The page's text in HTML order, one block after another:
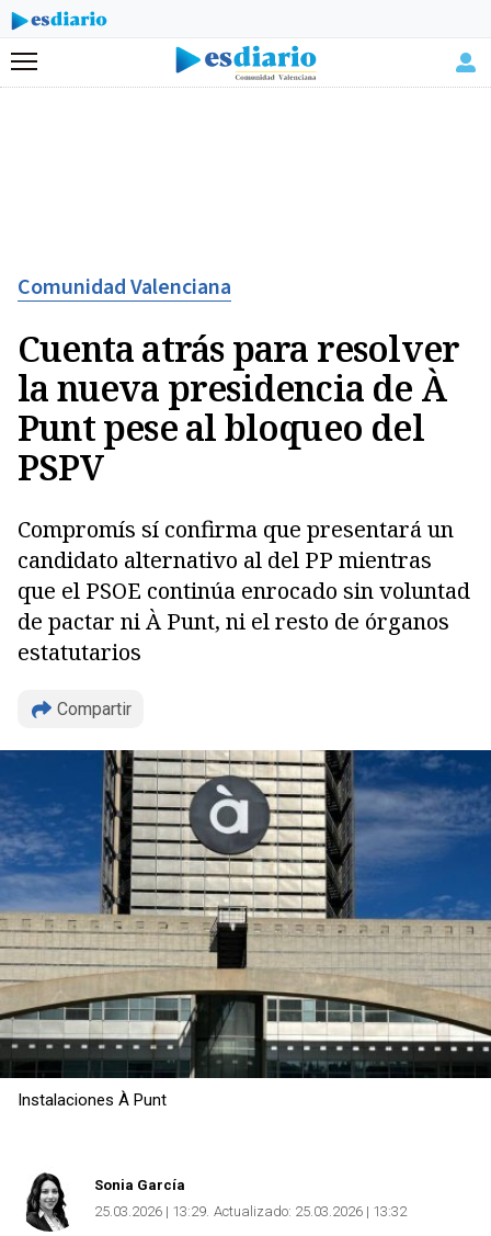
Menú
Comunidad Valenciana
Cuenta atrás para resolver
la nueva presidencia de À
Punt pese al bloqueo del
PSPV
Compromís sí confirma que presentará un
candidato alternativo al del PP mientras
que el PSOE continúa enrocado sin voluntad
de pactar ni À Punt, ni el resto de órganos
estatutarios
Compartir
Instalaciones À Punt
Sonia García
25.03.2026 | 13:29 Actualizado: 25.03.2026 | 13:32